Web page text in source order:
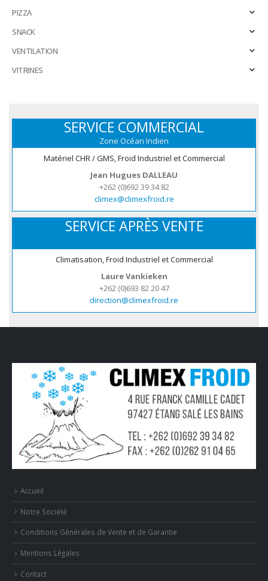
PIZZA
SNACK
VENTILATION
VITRINES
SERVICE COMMERCIAL
Zone Océan Indien
Matériel CHR / GMS, Froid Industriel et Commercial
Jean Hugues DALLEAU
+262 (0)692 39 34 82
climex@climexfroid.re
SERVICE APRÈS VENTE
Climatisation, Froid Industriel et Commercial
Laure Vankieken
+262 (0)693 82 20 47
direction@climexfroid.re
Accueil
Notre Société
Conditions Générales de Vente et de Garantie
Mentions Légales
Contact